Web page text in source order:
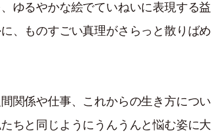
ゆるやかな絵でていねいに表現する益
、ものすごい真理がさらっと散りばめ
関係や仕事、これからの生き方につい
ちと同じようにうんうんと悩む姿に大